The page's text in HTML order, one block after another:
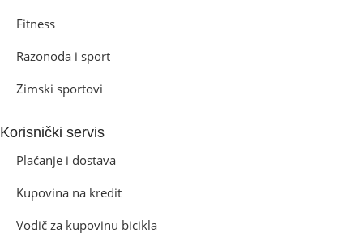
Fitness
Razonoda i sport
Zimski sportovi
Korisnički servis
Plaćanje i dostava
Kupovina na kredit
Vodič za kupovinu bicikla